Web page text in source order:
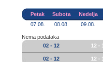
Petak Subota
Nedelja
07.08.
08.08. 09.08.
Nema podataka
02 - 12
12 -
02 - 12 12 -